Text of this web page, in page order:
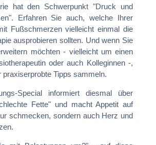
hat den Schwerpunkt "Druck und
Erfahren Sie auch, welche Ihrer
Fußschmerzen vielleicht einmal die
ausprobieren sollten. Und wenn Sie
möchten - vielleicht um einen
oder auch Kolleginnen -,
praxiserprobte Tipps sammeln.
Special informiert diesmal über
Fette" und macht Appetit auf
schmecken, sondern auch Herz und